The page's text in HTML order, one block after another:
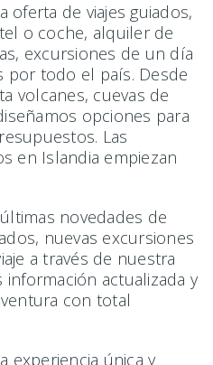
oferta de viajes guiados,
o coche, alquiler de
excursiones de un día
por todo el país. Desde
volcanes, cuevas de
opciones para
Las
en Islandia empiezan
novedades de
nuevas excursiones
a través de nuestra
actualizada y
con total
experiencia única y